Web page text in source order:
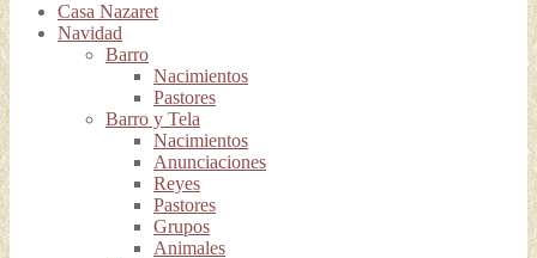
Casa Nazaret
Navidad
Barro
Nacimientos
Pastores
Barro y Tela
Nacimientos
Anunciaciones
Reyes
Pastores
Grupos
Animales